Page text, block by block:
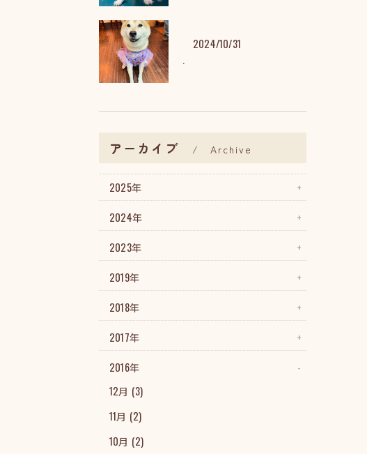
2024/10/31
.
アーカイブ Archive
2025年
2024年
2023年
2019年
2018年
2017年
2016年
12月 (3)
11月 (2)
10月 (2)